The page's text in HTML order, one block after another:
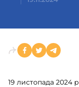
19 листопада 2024